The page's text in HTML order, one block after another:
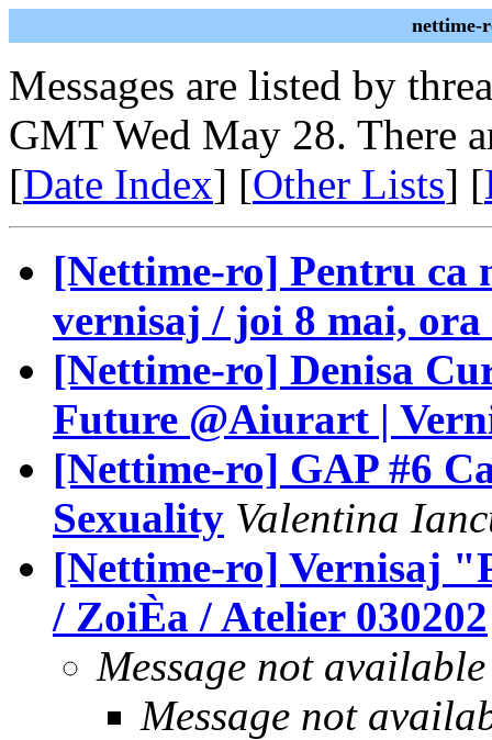
nettime-
Messages are listed by
GMT Wed May 28. There
[Date Index] [Other Lists] [
[Nettime-ro] Pentru ca
vernisaj / joi 8 mai, ora
[Nettime-ro] Denisa
Future @Aiurart |
[Nettime-ro] GAP #6
Sexuality Valentina
[Nettime-ro] Vernisaj
/ ZoiÈa / Atelier 030202
Message not available
Message not